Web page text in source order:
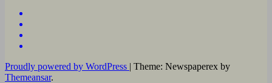
Proudly powered by WordPress | Theme: Newspaperex by
Themeansar.